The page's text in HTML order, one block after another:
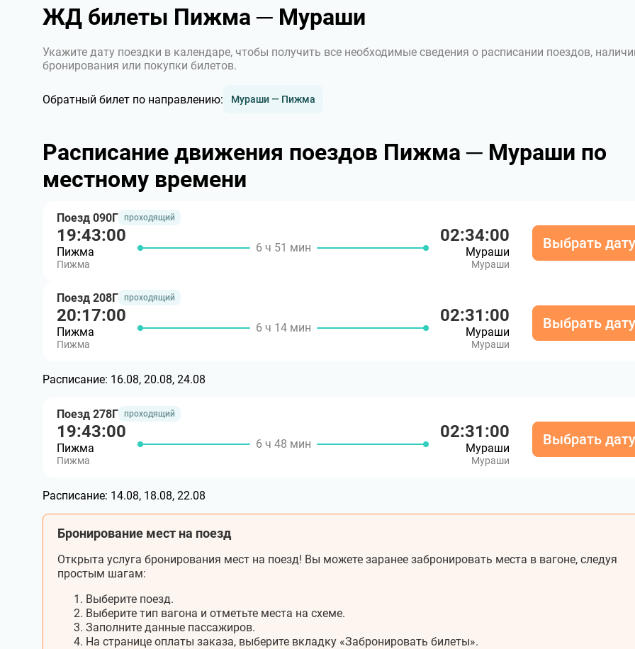
ЖД билеты Пижма ─ Мураши
Укажите дату поездки в календаре, чтобы получить все необходимые сведения о расписании поездов,
бронирования или покупки билетов.
Обратный билет по направлению: Мураши — Пижма
Расписание движения поездов Пижма ─ Мураши по
местному времени
Поезд 090Г проходящий
19:43:00
Пижма
Пижма
6 ч 51 мин
02:34:00
Мураши
Мураши
Выбрать дату
Поезд 208Г проходящий
20:17:00
Пижма
Пижма
6 ч 14 мин
02:31:00
Мураши
Мураши
Выбрать дату
Расписание: 16.08, 20.08, 24.08
Поезд 278Г проходящий
19:43:00
Пижма
Пижма
6 ч 48 мин
02:31:00
Мураши
Мураши
Выбрать дату
Расписание: 14.08, 18.08, 22.08
Бронирование мест на поезд
Открыта услуга бронирования мест на поезд! Вы можете заранее забронировать места в вагоне, следуя
простым шагам:
Выберите поезд.
Выберите тип вагона и отметьте места на схеме.
Заполните данные пассажиров.
На странице оплаты заказа, выберите вкладку «Забронировать билеты».